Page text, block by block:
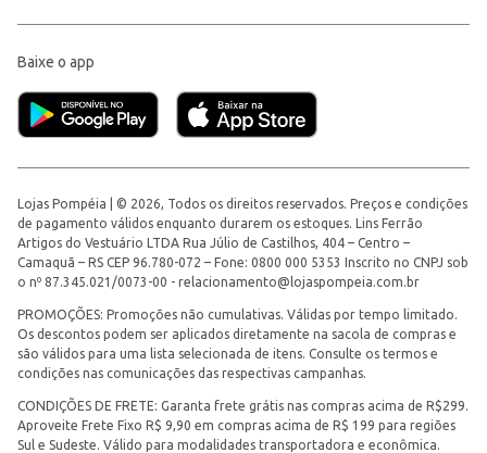
Baixe o app
Lojas Pompéia | © 2026, Todos os direitos reservados. Preços e condições
de pagamento válidos enquanto durarem os estoques. Lins Ferrão
Artigos do Vestuário LTDA Rua Júlio de Castilhos, 404 – Centro –
Camaquã – RS CEP 96.780-072 – Fone: 0800 000 5353 Inscrito no CNPJ sob
o nº 87.345.021/0073-00 - relacionamento@lojaspompeia.com.br
PROMOÇÕES: Promoções não cumulativas. Válidas por tempo limitado.
Os descontos podem ser aplicados diretamente na sacola de compras e
são válidos para uma lista selecionada de itens. Consulte os termos e
condições nas comunicações das respectivas campanhas.
CONDIÇÕES DE FRETE: Garanta frete grátis nas compras acima de R$299.
Aproveite Frete Fixo R$ 9,90 em compras acima de R$ 199 para regiões
Sul e Sudeste. Válido para modalidades transportadora e econômica.